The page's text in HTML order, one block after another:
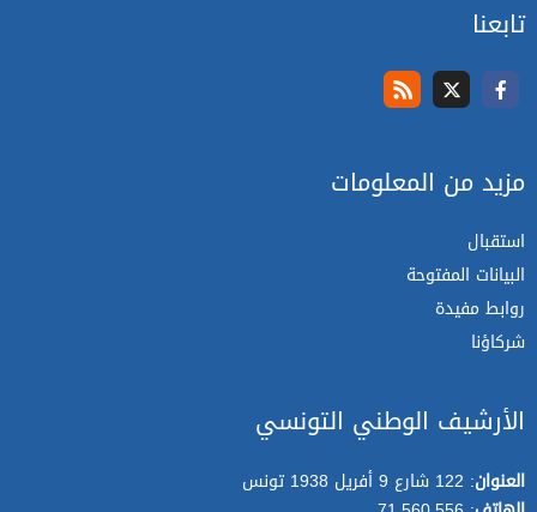
تابعنا
مزيد من المعلومات
استقبال
البيانات المفتوحة
روابط مفيدة
شركاؤنا
الأرشيف الوطني التونسي
العنوان: 122 شارع 9 أفريل 1938 تونس